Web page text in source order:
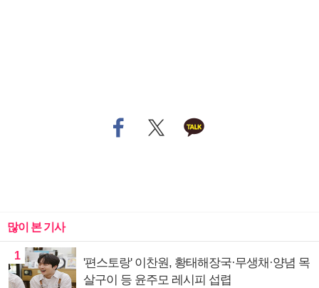
많이 본 기사
1
'편스토랑' 이찬원, 황태해장국·무생채·양념 목
살구이 등 윤주모 레시피 섭렵